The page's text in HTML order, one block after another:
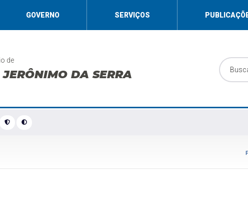
GOVERNO SERVIÇOS
de
DA SERRA